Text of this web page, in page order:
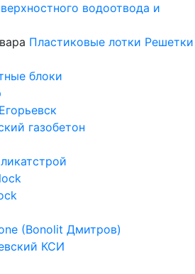
водоотвода и
Пластиковые лотки Решетки
блоки
газобетон
(Bonolit Дмитров)
КСИ